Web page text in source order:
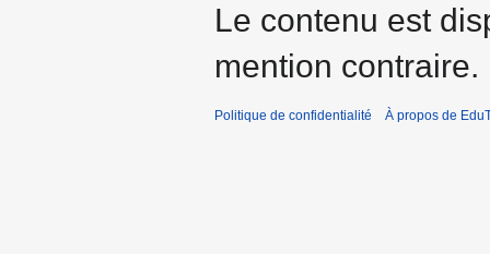
Le contenu est
mention contraire.
Politique de confidentialité À propos de